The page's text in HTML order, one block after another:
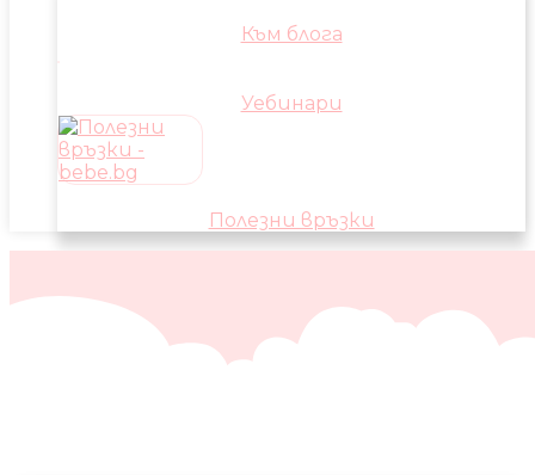
Към блога
Уебинари
Полезни връзки